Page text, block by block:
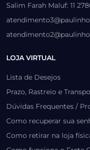
Salim Farah Maluf: 11
LOJA VIRTUAL
Lista de Desejos
Prazo, Rastreio e
Dúvidas Frequentes /
Como recuperar sua
Como retirar na loja